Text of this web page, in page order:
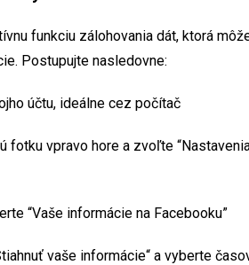
funkciu zálohovania dát, ktorá
Postupujte nasledovne:
účtu, ideálne cez počítač
fotku vpravo hore a zvoľte
“Vaše informácie na Facebooku”
vaše informácie“ a vyberte